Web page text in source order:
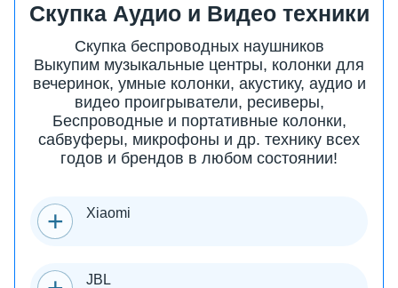
Скупка Аудио и Видео техники
Скупка беспроводных наушников
Выкупим музыкальные центры, колонки для
вечеринок, умные колонки, акустику, аудио и
видео проигрыватели, ресиверы,
Беспроводные и портативные колонки,
сабвуферы, микрофоны и др. технику всех
годов и брендов в любом состоянии!
Xiaomi
JBL